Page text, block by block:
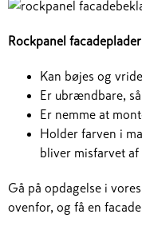
Rockpanel
Kan bøjes og
Er ubrændbare,
Er nemme at
Holder farven i
bliver misfarvet af
Gå på opdagelse i
ovenfor, og få en